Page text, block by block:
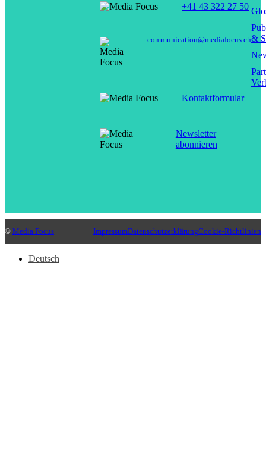
+41 43 322 27 50
communication@mediafocus.ch
Kontaktformular
Newsletter
abonnieren
&
© Media Focus ImpressumDatenschutzerklärungCookie-Richtlinien
Deutsch